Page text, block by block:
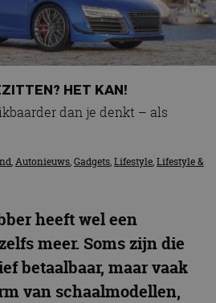
HET KAN!
dan je denkt – als
,Autonieuws,Gadgets,Lifestyle,Lifestyle &
heeft wel een
meer. Soms zijn die
betaalbaar, maar vaak
van schaalmodellen,